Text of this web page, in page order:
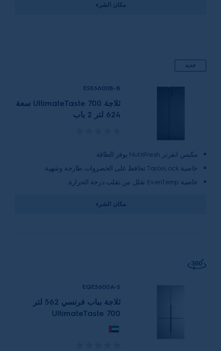
مكان الشرء
جديد
ESE6600B-B
ثلاجة UltimateTaste 700 سعة
624 لتر 2 باب
مكبس انفرتر NutriFresh يوفر الطاقة.
خاصية TasteLock تحافظ على الخضروات طازجة وشهية.
خاصية EvenTemp تقلل من تقلب درجة الحرارة.
مكان الشرء
EQE5600A-S
ثلاجة بباب فرنسي 562 لتر
UltimateTaste 700